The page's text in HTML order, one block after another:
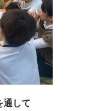
通して